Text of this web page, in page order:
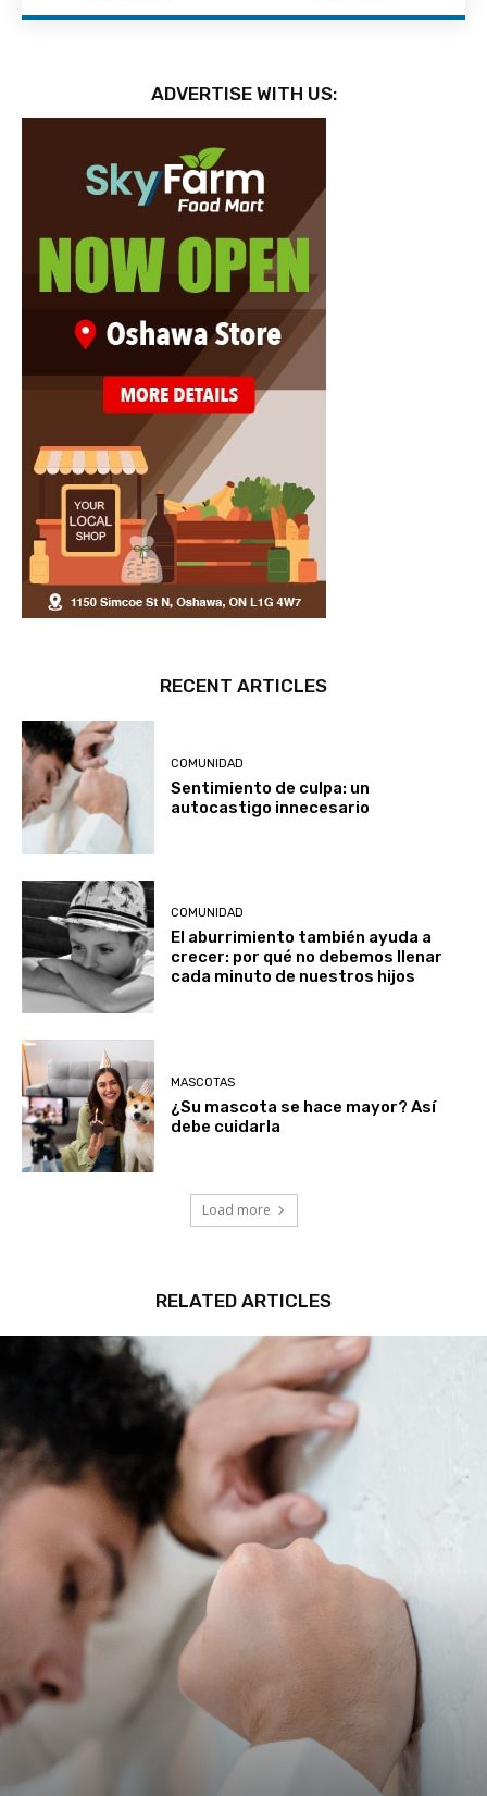
ADVERTISE WITH US:
RECENT ARTICLES
COMUNIDAD
Sentimiento de culpa: un
autocastigo innecesario
COMUNIDAD
El aburrimiento también ayuda a
crecer: por qué no debemos llenar
cada minuto de nuestros hijos
MASCOTAS
¿Su mascota se hace mayor? Así
debe cuidarla
Load more
RELATED ARTICLES